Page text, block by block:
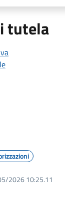
tutela
2026 10:25.11